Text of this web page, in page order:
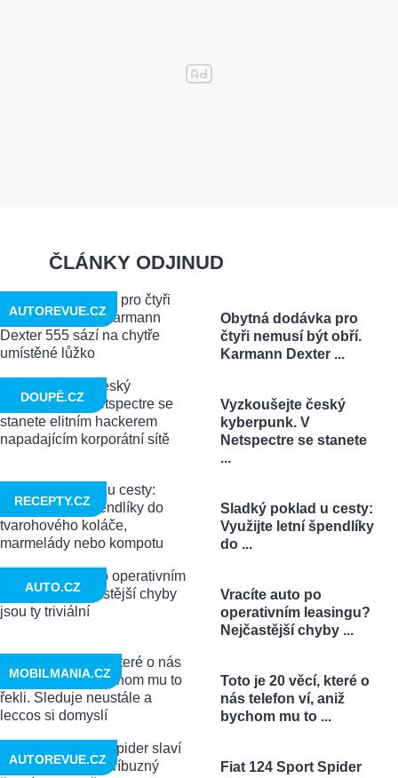
ČLÁNKY ODJINUD
Obytná dodávka pro
čtyři nemusí být obří.
Karmann Dexter ...
AUTOREVUE.CZ
Vyzkoušejte český
kyberpunk. V
Netspectre se stanete
...
DOUPĚ.CZ
Sladký poklad u cesty:
Využijte letní špendlíky
do ...
RECEPTY.CZ
Vracíte auto po
operativním leasingu?
Nejčastější chyby ...
AUTO.CZ
Toto je 20 věcí, které o
nás telefon ví, aniž
bychom mu to ...
MOBILMANIA.CZ
Fiat 124 Sport Spider
AUTOREVUE.CZ